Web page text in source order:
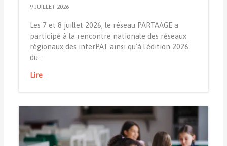
9 JUILLET 2026
Les 7 et 8 juillet 2026, le réseau PARTAAGE a
participé à la rencontre nationale des réseaux
régionaux des interPAT ainsi qu'à l'édition 2026
du…
Lire